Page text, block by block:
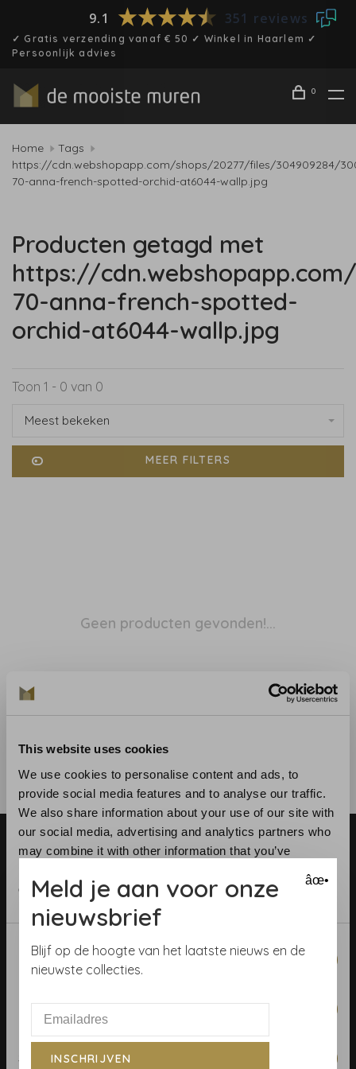
This website uses cookies
We use cookies to personalise content and ads, to
provide social media features and to analyse our traffic.
We also share information about your use of our site with
our social media, advertising and analytics partners who
may combine it with other information that you’ve
of their services.
Consent
Selection
Necessary
Statistics
9.1 351 reviews
✓ Gratis verzending vanaf € 50 ✓ Winkel in Haarlem ✓
Persoonlijk advies
0
Home
Tags
https://cdn.webshopapp.com/shops/20277/files/304909284/
70-anna-french-spotted-orchid-at6044-wallp.jpg
Producten getagd met
https://
70-anna-french-spotted-
orchid-at6044-wallp.jpg
Toon 1 - 0 van 0
Meest bekeken
MEER FILTERS
Geen producten gevonden!...
Telefoon: +31 (0)23 531 90 08
E-mail: info@demooistemuren.nl
Adres: Zijlstraat 83, Haarlem
Algemene voorwaarden
âœ•
Meld je aan voor onze
nieuwsbrief
Blijf op de hoogte van het laatste nieuws en de
nieuwste collecties.
INSCHRIJVEN